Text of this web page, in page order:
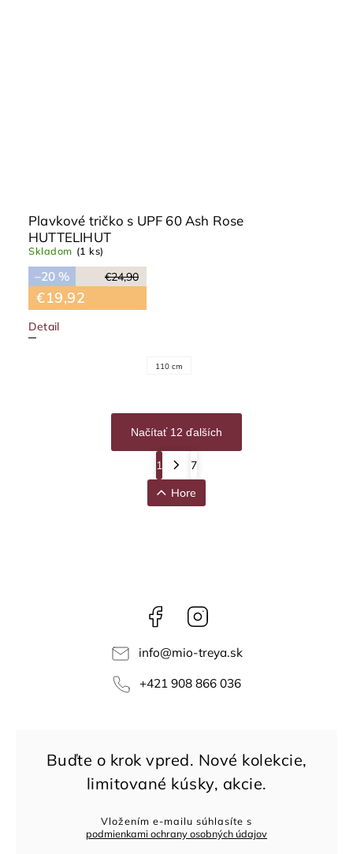
Plavkové tričko s UPF 60 Ash Rose
HUTTELIHUT
Skladom (1 ks)
€24,90
–20 %
€19,92
Detail
110 cm
Načítať 12 ďalších
1
7
Hore
Facebook
info@mio-treya.sk
+421 908 866 036
Vložením e-mailu súhlasíte s
podmienkami ochrany osobných údajov